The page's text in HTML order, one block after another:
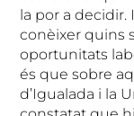
la por a decidir.
conèixer quins
oportunitats
és que sobre
d’Igualada i la